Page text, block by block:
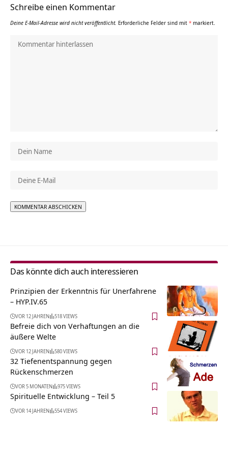
Schreibe einen Kommentar
Deine E-Mail-Adresse wird nicht veröffentlicht. Erforderliche Felder sind mit * markiert.
Das könnte dich auch interessieren
Prinzipien der Erkenntnis für Unerfahrene
– HYP.IV.65
VOR 12 JAHREN 518 VIEWS
Befreie dich von Verhaftungen an die
äußere Welte
VOR 12 JAHREN 580 VIEWS
32 Tiefenentspannung gegen
Rückenschmerzen
VOR 5 MONATEN 975 VIEWS
Spirituelle Entwicklung – Teil 5
VOR 14 JAHREN 554 VIEWS